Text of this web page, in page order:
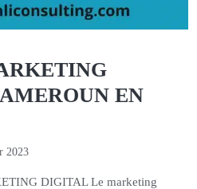
EN
2023
DIGITAL Le marketing